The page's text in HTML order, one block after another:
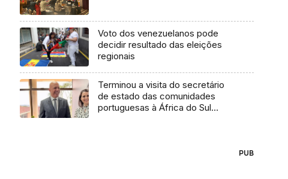
Voto dos venezuelanos pode
decidir resultado das eleições
regionais
Terminou a visita do secretário
de estado das comunidades
portuguesas à África do Sul
PUB